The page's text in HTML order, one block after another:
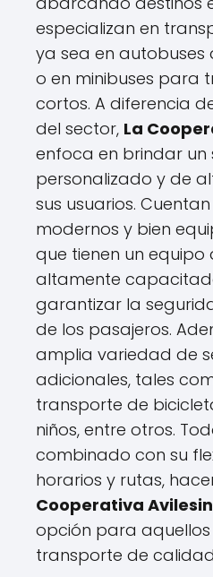
especializan en
ya sea en
o en minibuses para
cortos. A diferencia
del sector, La
enfoca en brindar un
personalizado y de
sus usuarios.
modernos y bien
que tienen un
altamente
garantizar la
de los pasajeros.
amplia variedad de
adicionales, tales
transporte de
niños, entre otros.
combinado con su
horarios y rutas,
Cooperativa
opción para
transporte de